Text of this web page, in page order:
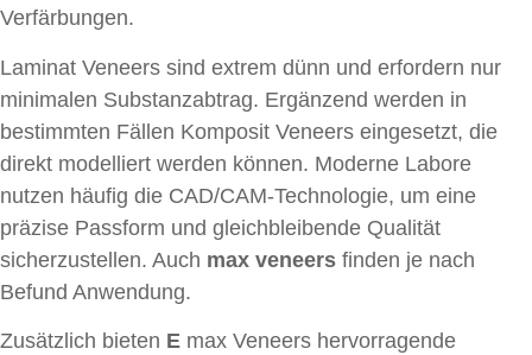
Verfärbungen.
Laminat Veneers sind extrem dünn und erfordern nur
minimalen Substanzabtrag. Ergänzend werden in
bestimmten Fällen Komposit Veneers eingesetzt, die
direkt modelliert werden können. Moderne Labore
nutzen häufig die CAD/CAM-Technologie, um eine
präzise Passform und gleichbleibende Qualität
sicherzustellen. Auch max veneers finden je nach
Befund Anwendung.
Zusätzlich bieten E max Veneers hervorragende